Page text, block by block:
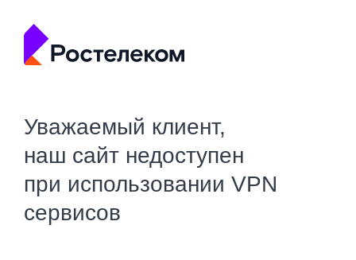
Уважаемый клиент,
наш сайт недоступен
при использовании VPN
сервисов